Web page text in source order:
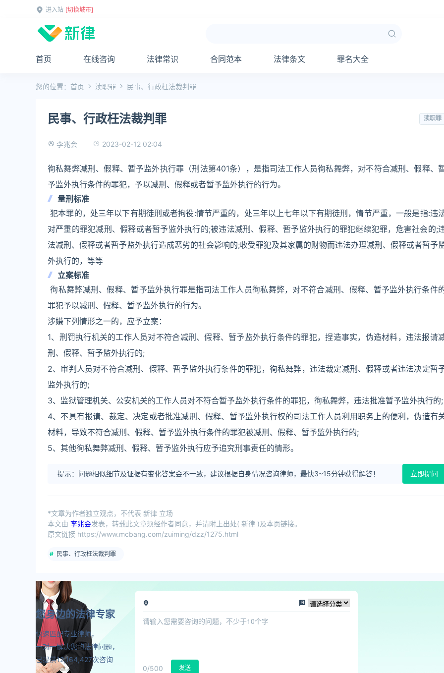
进入站 [切换城市]
首页 在线咨询 法律常识 合同范本 法律条文 罪名大全
您的位置： 首页 渎职罪 民事、行政枉法裁判罪
民事、行政枉法裁判罪 渎职罪
李兆会 2023-02-12 02:04
徇私舞弊减刑、假释、暂予监外执行罪（刑法第401条），是指司法工作人员徇私舞弊，对不符合减刑、假释、
予监外执行条件的罪犯，予以减刑、假释或者暂予监外执行的行为。
量刑标准
犯本罪的，处三年以下有期徒刑或者拘役:情节严重的，处三年以上七年以下有期徒刑，情节严重，一般是指:违
对严重的罪犯减刑、假释或者暂予监外执行的;被违法减刑、假释、暂予监外执行的罪犯继续犯罪，危害社会的;
法减刑、假释或者暂予监外执行造成恶劣的社会影响的;收受罪犯及其家属的财物而违法办理减刑、假释或者暂予
外执行的，等等
立案标准
徇私舞弊减刑、假释、暂予监外执行罪是指司法工作人员徇私舞弊，对不符合减刑、假释、暂予监外执行条件
罪犯予以减刑、假释、暂予监外执行的行为。
涉嫌下列情形之一的，应予立案：
1、刑罚执行机关的工作人员对不符合减刑、假释、暂予监外执行条件的罪犯，捏造事实，伪造材料，违法报请
刑、假释、暂予监外执行的;
2、审判人员对不符合减刑、假释、暂予监外执行条件的罪犯，徇私舞弊，违法裁定减刑、假释或者违法决定暂
监外执行的;
3、监狱管理机关、公安机关的工作人员对不符合暂予监外执行条件的罪犯，徇私舞弊，违法批准暂予监外执行的;
4、不具有报请、裁定、决定或者批准减刑、假释、暂予监外执行权的司法工作人员利用职务上的便利，伪造有
材料，导致不符合减刑、假释、暂予监外执行条件的罪犯被减刑、假释、暂予监外执行的;
5、其他徇私舞弊减刑、假释、暂予监外执行应予追究刑事责任的情形。
提示：问题相似细节及证据有变化答案会不一致，建议根据自身情况咨询律师，最快3~15分钟获得解答！ 立即提问
*文章为作者独立观点，不代表 新律 立场
本文由 李兆会发表，转载此文章须经作者同意，并请附上出处( 新律 )及本页链接。
原文链接 https://www.mcbang.com/zuiming/dzz/1275.html
民事、行政枉法裁判罪
您身边的法律专家
快速匹配专业律师，
一对一解决您的法律问题，
已提供12,164,427次咨询
0/500 发送